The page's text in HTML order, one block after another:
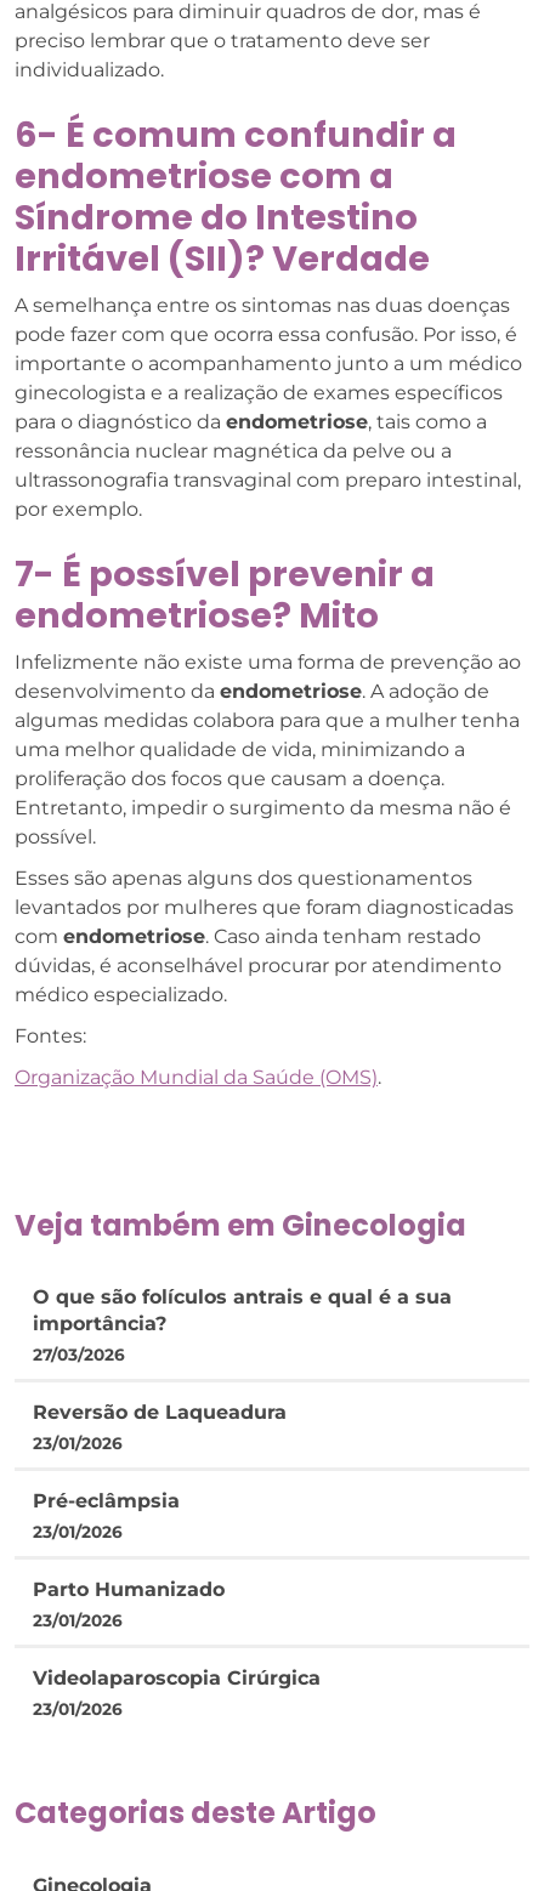
analgésicos para diminuir quadros de dor, mas é
preciso lembrar que o tratamento deve ser
individualizado.
6- É comum confundir a
endometriose com a
Síndrome do Intestino
Irritável (SII)? Verdade
A semelhança entre os sintomas nas duas doenças
pode fazer com que ocorra essa confusão. Por isso, é
importante o acompanhamento junto a um médico
ginecologista e a realização de exames específicos
para o diagnóstico da endometriose, tais como a
ressonância nuclear magnética da pelve ou a
ultrassonografia transvaginal com preparo intestinal,
por exemplo.
7- É possível prevenir a
endometriose? Mito
Infelizmente não existe uma forma de prevenção ao
desenvolvimento da endometriose. A adoção de
algumas medidas colabora para que a mulher tenha
uma melhor qualidade de vida, minimizando a
proliferação dos focos que causam a doença.
Entretanto, impedir o surgimento da mesma não é
possível.
Esses são apenas alguns dos questionamentos
levantados por mulheres que foram diagnosticadas
com endometriose. Caso ainda tenham restado
dúvidas, é aconselhável procurar por atendimento
médico especializado.
Fontes:
Organização Mundial da Saúde (OMS).
Veja também em Ginecologia
O que são folículos antrais e qual é a sua
importância?
27/03/2026
Reversão de Laqueadura
23/01/2026
Pré-eclâmpsia
23/01/2026
Parto Humanizado
23/01/2026
Videolaparoscopia Cirúrgica
23/01/2026
Categorias deste Artigo
Ginecologia